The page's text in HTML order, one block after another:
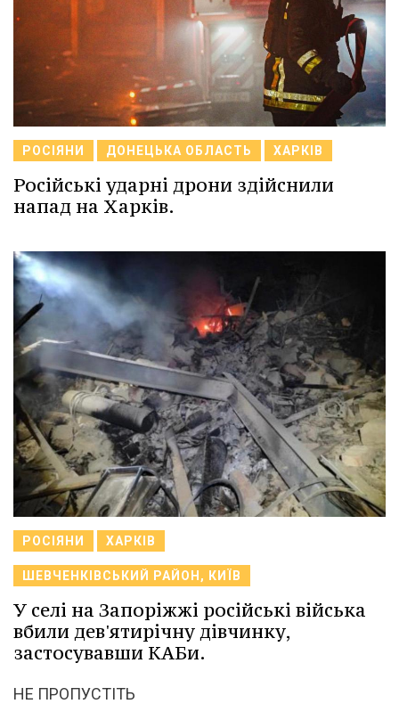
РОСІЯНИ ДОНЕЦЬКА ОБЛАСТЬ ХАРКІВ
Російські ударні дрони здійснили
напад на Харків.
РОСІЯНИ ХАРКІВ
ШЕВЧЕНКІВСЬКИЙ РАЙОН, КИЇВ
У селі на Запоріжжі російські війська
вбили дев'ятирічну дівчинку,
застосувавши КАБи.
НЕ ПРОПУСТІТЬ